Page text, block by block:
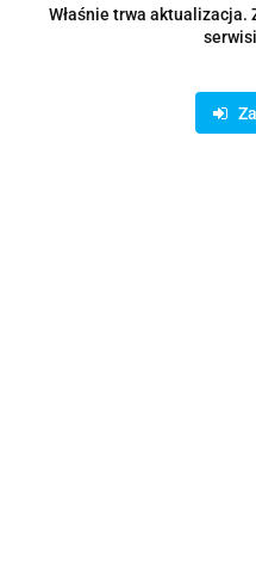
Właśnie trwa aktualizacja.